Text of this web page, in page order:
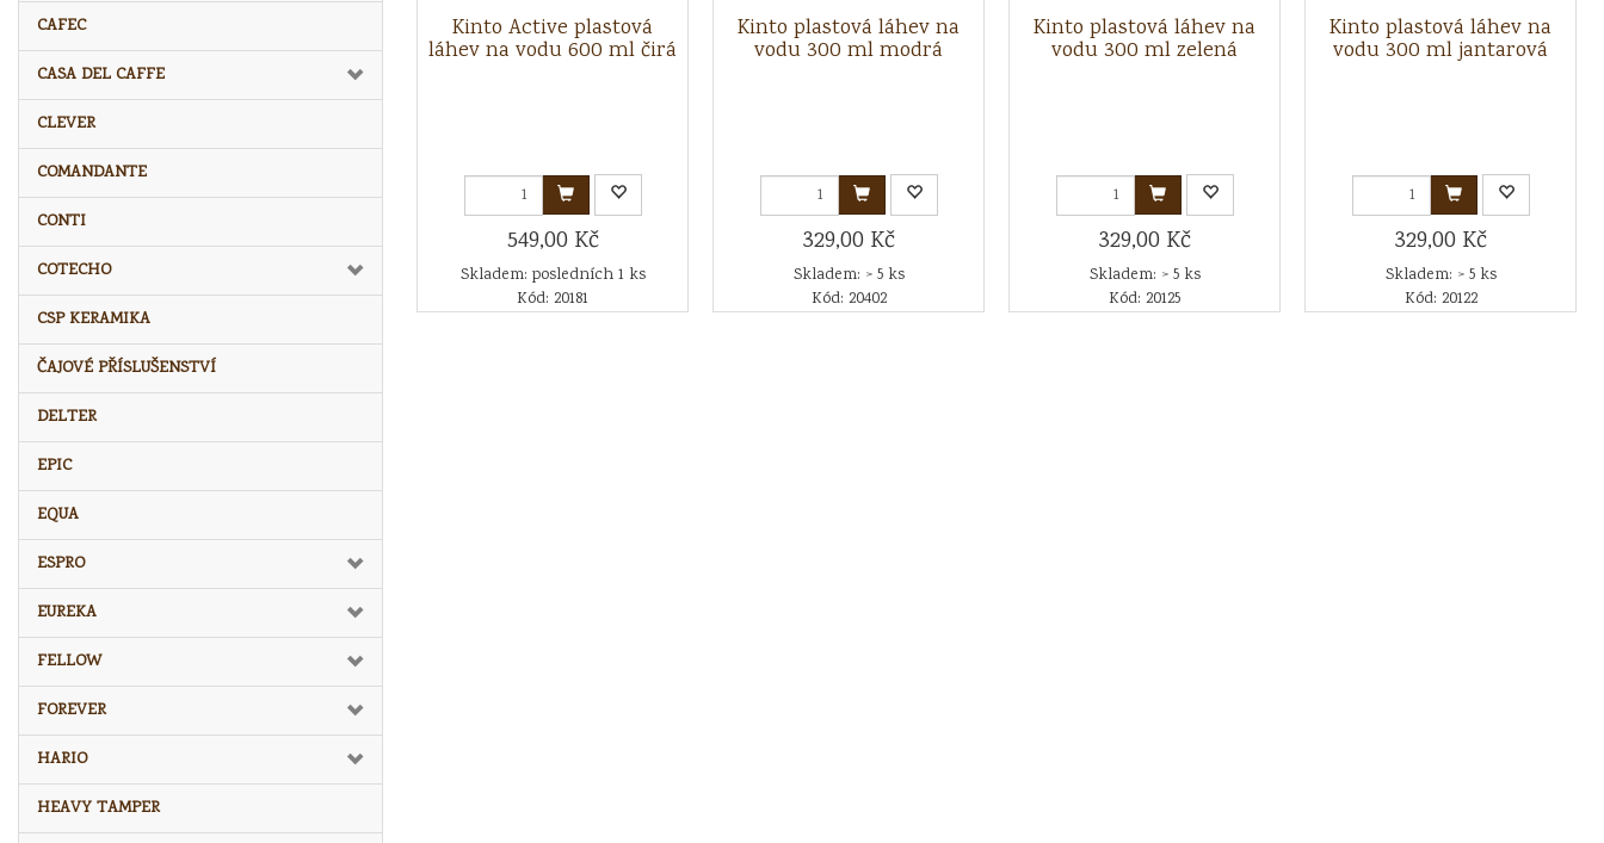
CAFEC
CASA DEL CAFFE
CLEVER
COMANDANTE
CONTI
COTECHO
CSP KERAMIKA
ČAJOVÉ PŘÍSLUŠENSTVÍ
DELTER
EPIC
EQUA
ESPRO
EUREKA
FELLOW
FOREVER
HARIO
HEAVY TAMPER
Kinto Active plastová
láhev na vodu 600 ml čirá
549,00 Kč
Skladem: posledních 1 ks
Kód: 20181
Kinto plastová láhev na
vodu 300 ml modrá
329,00 Kč
Skladem: > 5 ks
Kód: 20402
Kinto plastová láhev na
vodu 300 ml zelená
329,00 Kč
Skladem: > 5 ks
Kód: 20125
Kinto plastová láhev na
vodu 300 ml jantarová
329,00 Kč
Skladem: > 5 ks
Kód: 20122